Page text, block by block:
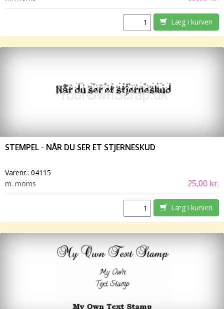
Læg i kurven
STEMPEL - NÅR DU SER ET STJERNESKUD
Varenr.: 04115
m. moms
25,00 kr.
Læg i kurven